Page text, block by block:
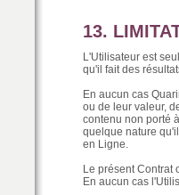
13.
L'Utilisateur est
qu'il fait des
En aucun cas
ou de leur valeur,
contenu non porté
quelque nature
en Ligne.
Le présent Contrat
En aucun cas